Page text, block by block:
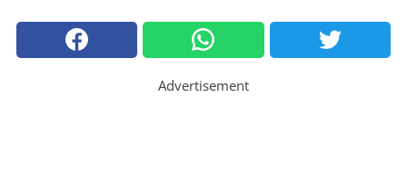
Advertisement